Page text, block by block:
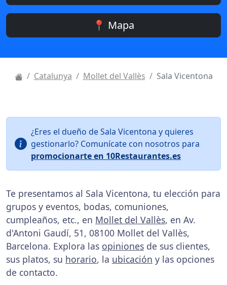
📍 Mapa
Catalunya Mollet del Vallès Sala Vicentona
¿Eres el dueño de Sala Vicentona y quieres
gestionarlo? Comunícate con nosotros para
promocionarte en 10Restaurantes.es
Te presentamos al Sala Vicentona, tu elección para
grupos y eventos, bodas, comuniones,
cumpleaños, etc., en Mollet del Vallès, en Av.
d'Antoni Gaudí, 51, 08100 Mollet del Vallès,
Barcelona. Explora las opiniones de sus clientes,
sus platos, su horario, la ubicación y las opciones
de contacto.